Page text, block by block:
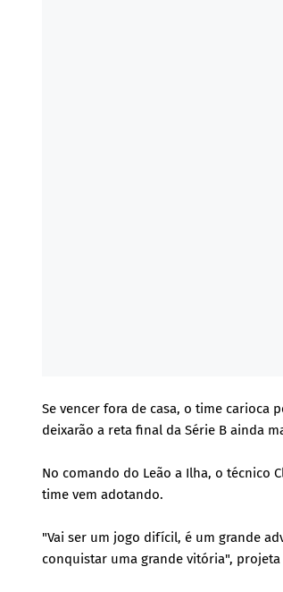
Se vencer fora de casa, o time carioca
deixarão a reta final da Série B ainda
No comando do Leão a Ilha, o técnico
time vem adotando.
"Vai ser um jogo difícil, é um grande
conquistar uma grande vitória",